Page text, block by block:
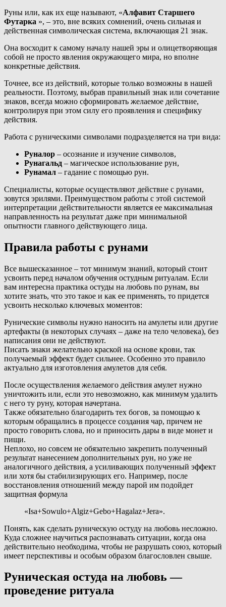
Руны или, как их еще называют, «Алфавит Старшего
Футарка », – это, вне всяких сомнений, очень сильная и
действенная символическая система, включающая 21 знак.
Она восходит к самому началу нашей эры и олицетворяющая
собой не просто явления окружающего мира, но вполне
конкретные действия.
Точнее, все из действий, которые только возможны в нашей
реальности. Поэтому, выбрав правильный знак или сочетание
знаков, всегда можно сформировать желаемое действие,
контролируя при этом силу его проявления и специфику
действия.
Работа с руническими символами подразделяется на три вида:
Руналор – осознание и изучение символов,
Рунагальд – магическое использование рун,
Рунамал – гадание с помощью рун.
Специалисты, которые осуществляют действие с рунами,
зовутся эрилями. Преимуществом работы с этой системой
интерпретации действительности является ее максимальная
направленность на результат даже при минимальной
опытности главного действующего лица.
Правила работы с рунами
Все вышесказанное – тот минимум знаний, который стоит
усвоить перед началом обучения остудным ритуалам. Если
вам интересна практика остуды на любовь по рунам, вы
хотите знать, что это такое и как ее применять, то придется
усвоить несколько ключевых моментов:
Рунические символы нужно наносить на амулеты или другие
артефакты (в некоторых случаях – даже на тело человека), без
написания они не действуют.
Писать знаки желательно краской на основе крови, так
получаемый эффект будет сильнее. Особенно это правило
актуально для изготовления амулетов для себя.
После осуществления желаемого действия амулет нужно
уничтожить или, если это невозможно, как минимум удалить
с него ту руну, которая начертана.
Также обязательно благодарить тех богов, за помощью к
которым обращались в процессе создания чар, причем не
просто говорить слова, но и приносить дары в виде монет и
пищи.
Неплохо, но совсем не обязательно закрепить полученный
результат нанесением дополнительных рун, но уже не
аналогичного действия, а усиливающих полученный эффект
или хотя бы стабилизирующих его. Например, после
восстановления отношений между парой им подойдет
защитная формула
«Isa+Sowulo+Algiz+Gebo+Hagalaz+Jera».
Понять, как сделать руническую остуду на любовь несложно.
Куда сложнее научиться распознавать ситуации, когда она
действительно необходима, чтобы не разрушать союз, который
имеет перспективы и особым образом благословлен свыше.
Руническая остуда на любовь —
проведение ритуала